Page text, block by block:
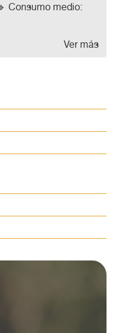
Consumo medio:
Ver más